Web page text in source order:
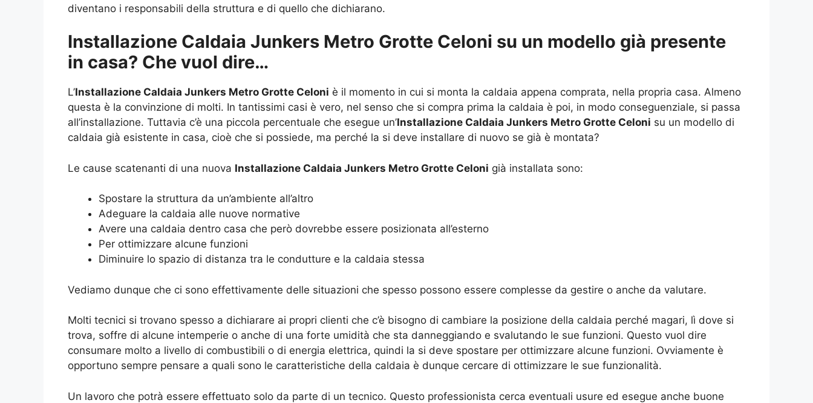
diventano i responsabili della struttura e di quello che dichiarano.
Installazione Caldaia Junkers Metro Grotte Celoni su un modello già presente
in casa? Che vuol dire…
L’Installazione Caldaia Junkers Metro Grotte Celoni è il momento in cui si monta la caldaia appena comprata, nella propria casa. Almeno
questa è la convinzione di molti. In tantissimi casi è vero, nel senso che si compra prima la caldaia è poi, in modo conseguenziale, si passa
all’installazione. Tuttavia c’è una piccola percentuale che esegue un’Installazione Caldaia Junkers Metro Grotte Celoni su un modello di
caldaia già esistente in casa, cioè che si possiede, ma perché la si deve installare di nuovo se già è montata?
Le cause scatenanti di una nuova Installazione Caldaia Junkers Metro Grotte Celoni già installata sono:
Spostare la struttura da un’ambiente all’altro
Adeguare la caldaia alle nuove normative
Avere una caldaia dentro casa che però dovrebbe essere posizionata all’esterno
Per ottimizzare alcune funzioni
Diminuire lo spazio di distanza tra le condutture e la caldaia stessa
Vediamo dunque che ci sono effettivamente delle situazioni che spesso possono essere complesse da gestire o anche da valutare.
Molti tecnici si trovano spesso a dichiarare ai propri clienti che c’è bisogno di cambiare la posizione della caldaia perché magari, lì dove si
trova, soffre di alcune intemperie o anche di una forte umidità che sta danneggiando e svalutando le sue funzioni. Questo vuol dire
consumare molto a livello di combustibili o di energia elettrica, quindi la si deve spostare per ottimizzare alcune funzioni. Ovviamente è
opportuno sempre pensare a quali sono le caratteristiche della caldaia è dunque cercare di ottimizzare le sue funzionalità.
Un lavoro che potrà essere effettuato solo da parte di un tecnico. Questo professionista cerca eventuali usure ed esegue anche buone